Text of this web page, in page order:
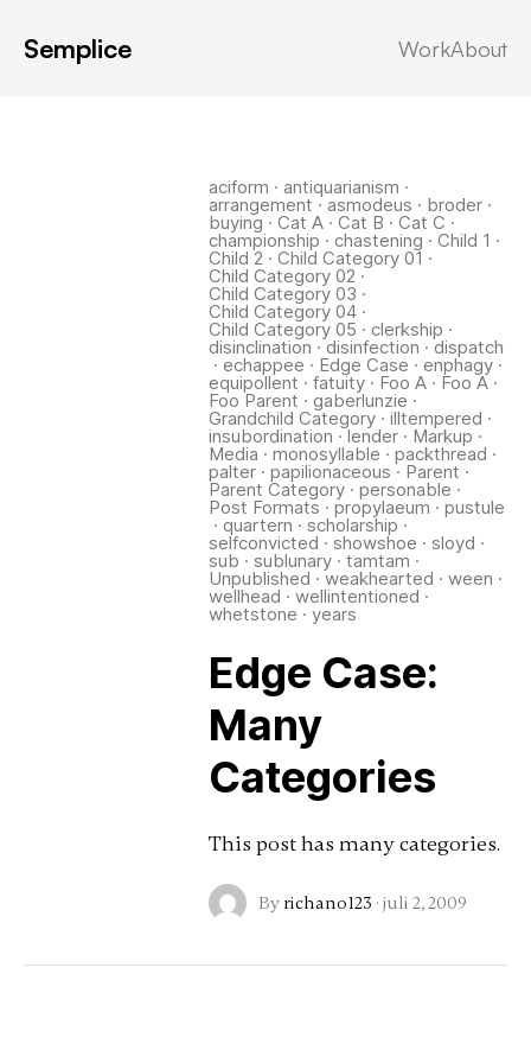
Semplice WorkAbout
aciform · antiquarianism ·
arrangement · asmodeus · broder·
buying · Cat A· Cat B · Cat C ·
championship · chastening · Child 1 ·
Child 2 · Child Category 01 ·
Child Category 02 ·
Child Category 03 ·
Child Category 04·
Child Category 05 · clerkship ·
disinclination ·disinfection ·dispatch
· echappee · Edge Case · enphagy·
equipollent · fatuity· Foo A· Foo A·
Foo Parent · gaberlunzie ·
Grandchild Category· illtempered ·
insubordination ·lender· Markup ·
Media · monosyllable · packthread ·
palter· papilionaceous · Parent ·
Parent Category· personable ·
Post Formats · propylaeum · pustule
· quartern · scholarship ·
selfconvicted · showshoe · sloyd ·
sub · sublunary· tamtam ·
Unpublished ·weakhearted · ween ·
wellhead · wellintentioned ·
whetstone · years
Edge Case:
Many
Categories
This post has many categories.
By richano123 · juli 2, 2009